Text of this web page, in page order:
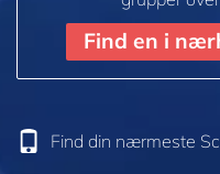
Find en i
Find din nærmeste